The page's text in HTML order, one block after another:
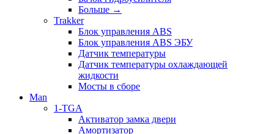
Больше →
Trakker
Блок управления ABS
Блок управления ABS ЭБУ
Датчик температуры
Датчик температуры охлаждающей
жидкости
Мосты в сборе
Man
1-TGA
Активатор замка двери
Амортизатор